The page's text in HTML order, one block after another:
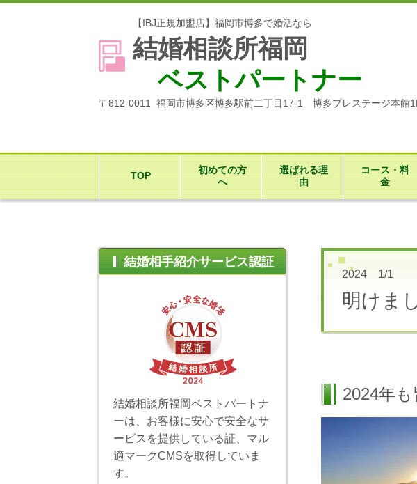
【IBJ正規加盟店】福岡市博多で婚活なら
結婚相談所福岡
ベストパートナー
〒812-0011 福岡市博多区博多駅前二丁目17-1 博多プレステージ本館
TOP
初めての方
へ
選ばれる理
由
コース・料
金
2024 1/1
明けま
2024年
結婚相手紹介サービス認証
結婚相談所福岡ベストパートナ
ーは、お客様に安心で安全なサ
ービスを提供している証、マル
適マークCMSを取得していま
す。